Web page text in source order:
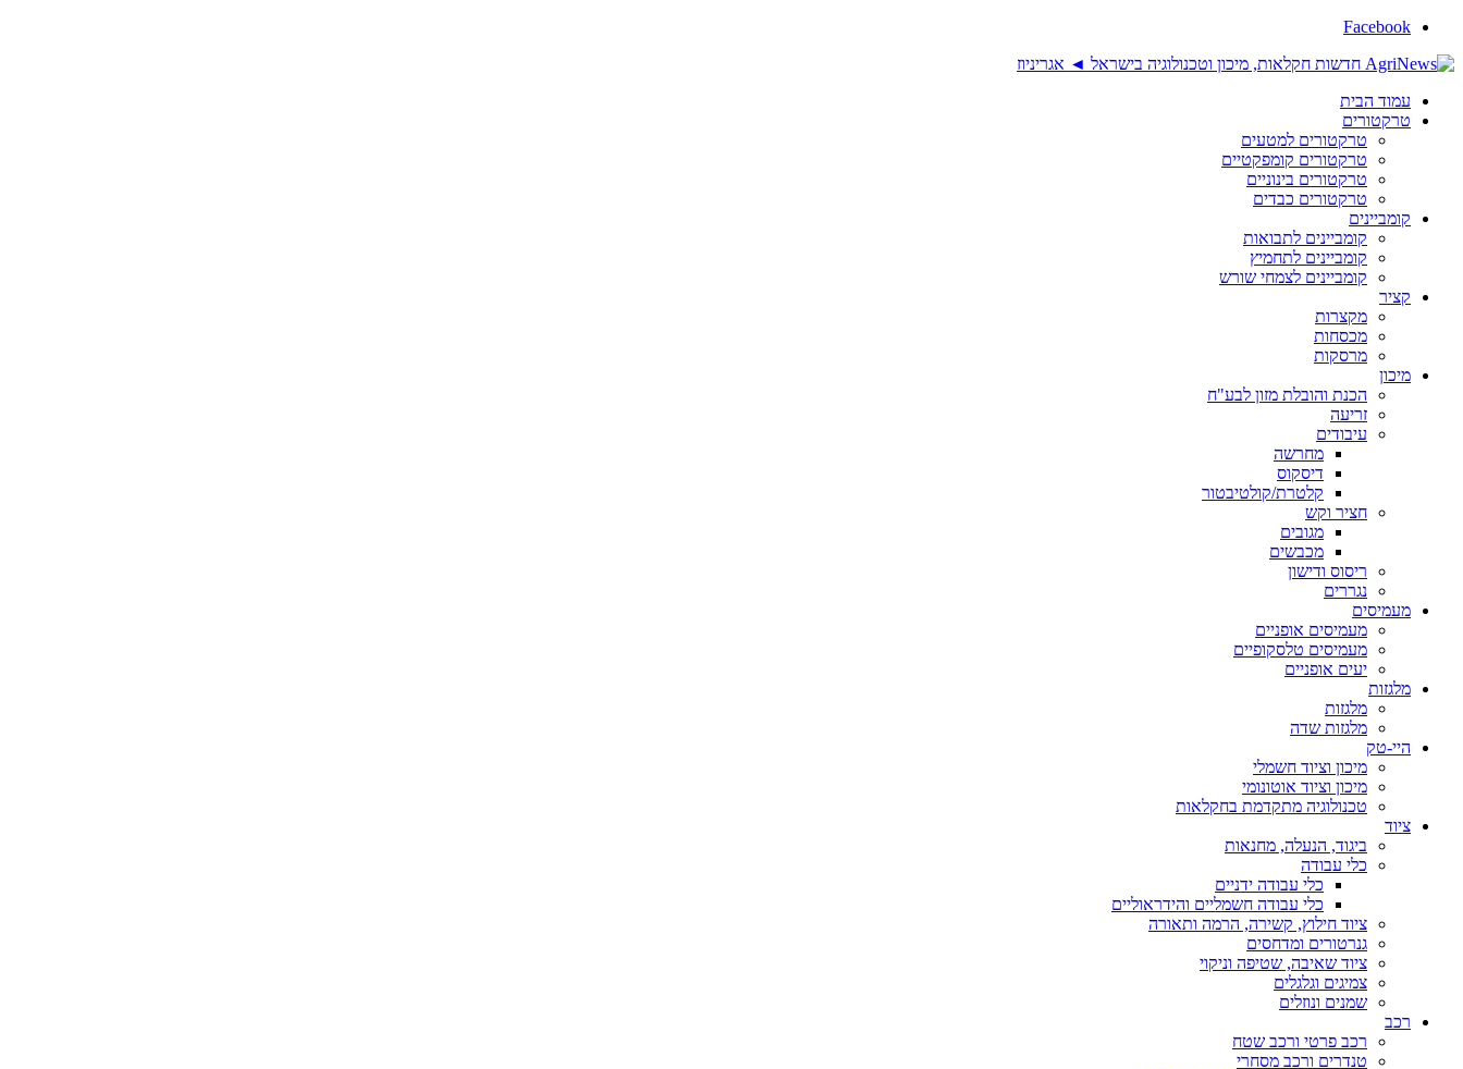
Facebook
עמוד הבית
טרקטורים
טרקטורים למטעים
טרקטורים קומפקטיים
טרקטורים בינוניים
טרקטורים כבדים
קומביינים
קומביינים לתבואות
קומביינים לתחמיץ
קומביינים לצמחי שורש
קציר
מקצרות
מכסחות
מרסקות
מיכון
הכנת והובלת מזון לבע"ח
זריעה
עיבודים
מחרשה
דיסקוס
קלטרת/קולטיבטור
חציר וקש
מגובים
מכבשים
ריסוס ודישון
נגררים
מעמיסים
מעמיסים אופניים
מעמיסים טלסקופיים
יעים אופניים
מלגזות
מלגזות
מלגזות שדה
היי-טק
מיכון וציוד חשמלי
מיכון וציוד אוטונומי
טכנולוגיה מתקדמת בחקלאות
ציוד
ביגוד, הנעלה, מחנאות
כלי עבודה
כלי עבודה ידניים
כלי עבודה חשמליים והידראוליים
ציוד חילוץ, קשירה, הרמה ותאורה
גנרטורים ומדחסים
ציוד שאיבה, שטיפה וניקוי
צמיגים וגלגלים
שמנים ונוזלים
רכב
רכב פרטי ורכב שטח
טנדרים ורכב מסחרי